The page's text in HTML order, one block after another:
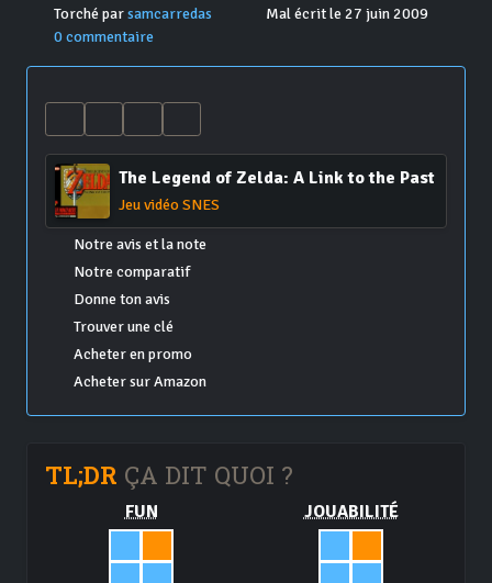
Torché parsamcarredas
Mal écrit le 27 juin 2009
0 commentaire
The Legend of Zelda: A Link to the Past
Jeu vidéo SNES
Notre avis et la note
Notre comparatif
Donne ton avis
Trouver une clé
Acheter en promo
Acheter sur Amazon
TL;DR ÇA DIT QUOI ?
FUN JOUABILITÉ